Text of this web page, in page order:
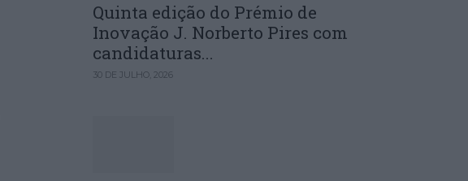
Quinta edição do Prémio de
Inovação J. Norberto Pires com
candidaturas...
30 DE JULHO, 2026